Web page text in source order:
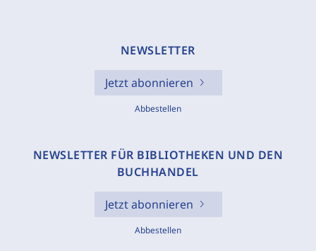
NEWSLETTER
Jetzt abonnieren
Abbestellen
NEWSLETTER FÜR BIBLIOTHEKEN UND DEN
BUCHHANDEL
Jetzt abonnieren
Abbestellen